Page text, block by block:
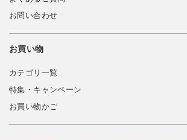
お問い合わせ
お買い物
カテゴリ一覧
特集・キャンペーン
お買い物かご